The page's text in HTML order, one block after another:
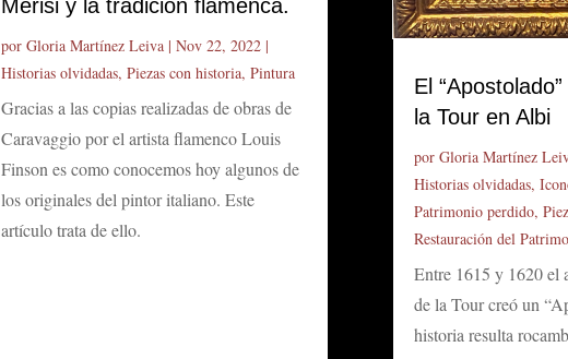
Merisi y la tradición flamenca.
por Gloria Martínez Leiva| Nov 22, 2022|
Historias olvidadas, Piezas con historia, Pintura
Gracias a las copias realizadas de obras de
Caravaggio por el artista flamenco Louis
Finson es como conocemos hoy algunos de
los originales del pintor italiano. Este
artículo trata de ello.
El
la Tour en Albi
por Gloria Martínez
Historias olvidadas,
Patrimonio perdido,
Restauración del
Entre 1615 y 1620 el
de la Tour creó un
historia resulta